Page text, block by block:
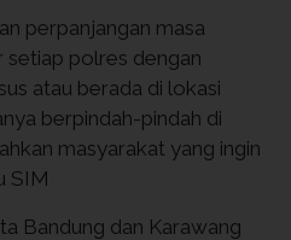
perpanjangan masa
setiap polres dengan
atau berada di lokasi
berpindah-pindah di
masyarakat yang ingin
SIM
Bandung dan Karawang